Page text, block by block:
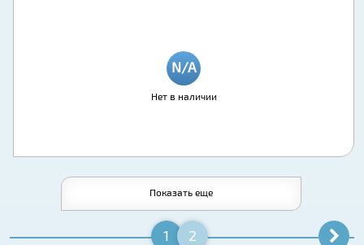
Нет в наличии
Показать еще
1 2